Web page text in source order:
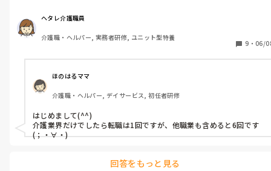
ヘタレ介護職員
介護職・ヘルパー, 実務者研修, ユニット型特養
9 ・ 06/
ほのはるママ
介護職・ヘルパー, デイサービス, 初任者研修
はじめまして(^^)
介護業界だけでしたら転職は1回ですが、他職業も含めると6回です
(；・∀・)
回答をもっと見る